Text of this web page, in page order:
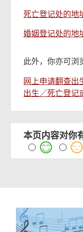
死亡登记处的地
婚姻登记处的地
此外，你亦可浏
网上申请翻查出
出生／死亡登记
本页内容对你